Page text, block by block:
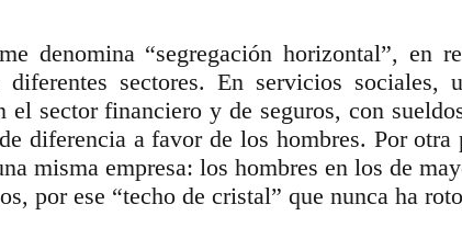
denomina “segregación horizontal”, en
sectores. En servicios
el sector financiero y de seguros, con
diferencia a favor de los hombres. Por
misma empresa: los hombres en los de
por ese “techo de cristal” que nunca ha